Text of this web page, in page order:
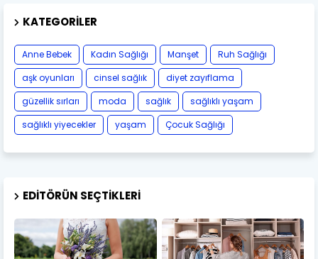
KATEGORILER
Anne Bebek Kadın Sağlığı Manşet
Ruh Sağlığı
aşk oyunları
cinsel sağlık
diyet zayıflama
güzellik sırları
moda sağlık
sağlıklı yaşam
sağlıklı yiyecekler
yaşam Çocuk Sağlığı
EDITÖRÜN SEÇTIKLERI